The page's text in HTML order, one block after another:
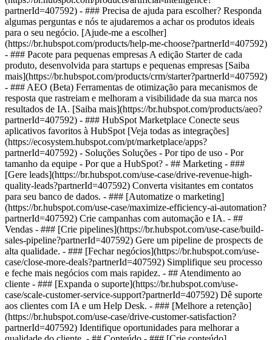
partnerId=407592) - ### Precisa de ajuda para escolher? Responda
algumas perguntas e nós te ajudaremos a achar os produtos ideais
para o seu negócio. [Ajude-me a escolher]
(https://br.hubspot.com/products/help-me-choose?partnerId=407592)
- ### Pacote para pequenas empresas A edição Starter de cada
produto, desenvolvida para startups e pequenas empresas [Saiba
mais](https://br.hubspot.com/products/crm/starter?partnerId=407592)
- ### AEO (Beta) Ferramentas de otimização para mecanismos de
resposta que rastreiam e melhoram a visibilidade da sua marca nos
resultados de IA. [Saiba mais](https://br.hubspot.com/products/aeo?
partnerId=407592) - ### HubSpot Marketplace Conecte seus
aplicativos favoritos à HubSpot [Veja todas as integrações]
(https://ecosystem.hubspot.com/pt/marketplace/apps?
partnerId=407592) - Soluções Soluções - Por tipo de uso - Por
tamanho da equipe - Por que a HubSpot? - ## Marketing - ###
[Gere leads](https://br.hubspot.com/use-case/drive-revenue-high-
quality-leads?partnerId=407592) Converta visitantes em contatos
para seu banco de dados. - ### [Automatize o marketing]
(https://br.hubspot.com/use-case/maximize-efficiency-ai-automation?
partnerId=407592) Crie campanhas com automação e IA. - ##
Vendas - ### [Crie pipelines](https://br.hubspot.com/use-case/build-
sales-pipeline?partnerId=407592) Gere um pipeline de prospects de
alta qualidade. - ### [Fechar negócios](https://br.hubspot.com/use-
case/close-more-deals?partnerId=407592) Simplifique seu processo
e feche mais negócios com mais rapidez. - ## Atendimento ao
cliente - ### [Expanda o suporte](https://br.hubspot.com/use-
case/scale-customer-service-support?partnerId=407592) Dê suporte
aos clientes com IA e um Help Desk. - ### [Melhore a retenção]
(https://br.hubspot.com/use-case/drive-customer-satisfaction?
partnerId=407592) Identifique oportunidades para melhorar a